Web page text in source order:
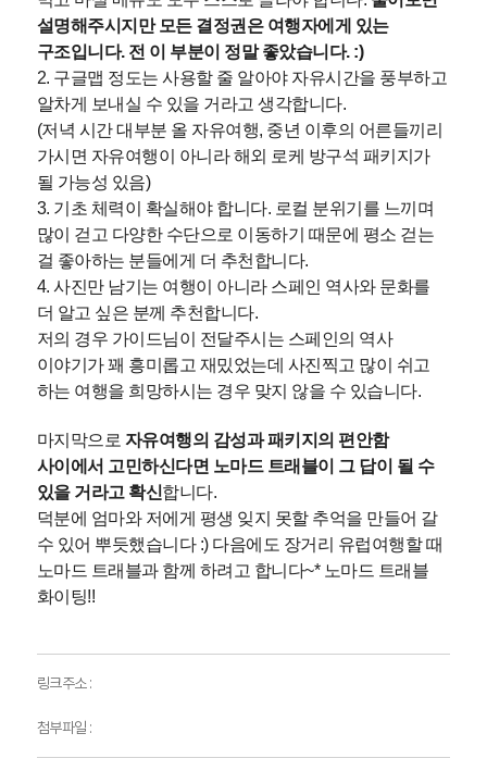
설명해주시지만 모든 결정권은 여행자에게 있는
구조입니다. 전 이 부분이 정말 좋았습니다. :)
2. 구글맵 정도는 사용할 줄 알아야 자유시간을 풍부하고
알차게 보내실 수 있을 거라고 생각합니다.
(저녁 시간 대부분 올 자유여행, 중년 이후의 어른들끼리
가시면 자유여행이 아니라 해외 로케 방구석 패키지가
될 가능성 있음)
3. 기초 체력이 확실해야 합니다. 로컬 분위기를 느끼며
많이 걷고 다양한 수단으로 이동하기 때문에 평소 걷는
걸 좋아하는 분들에게 더 추천합니다.
4. 사진만 남기는 여행이 아니라 스페인 역사와 문화를
더 알고 싶은 분께 추천합니다.
저의 경우 가이드님이 전달주시는 스페인의 역사
이야기가 꽤 흥미롭고 재밌었는데 사진찍고 많이 쉬고
하는 여행을 희망하시는 경우 맞지 않을 수 있습니다.
마지막으로 자유여행의 감성과 패키지의 편안함
사이에서 고민하신다면 노마드 트래블이 그 답이 될 수
있을 거라고 확신합니다.
덕분에 엄마와 저에게 평생 잊지 못할 추억을 만들어 갈
수 있어 뿌듯했습니다 :) 다음에도 장거리 유럽여행할 때
노마드 트래블과 함께 하려고 합니다~* 노마드 트래블
화이팅!!
링크주소 :
첨부파일 :